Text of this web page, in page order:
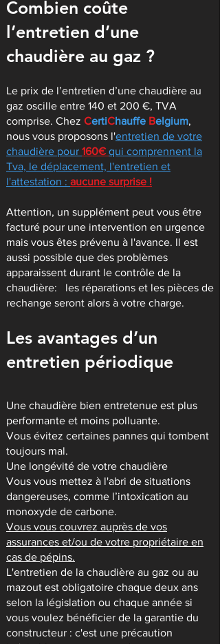
Combien coûte
l’entretien d’une
chaudière au gaz ?
Le prix de l’entretien d’une chaudière au
gaz oscille entre 140 et 200 €, TVA
comprise. Chez CertiChauffe Belgium,
nous vous proposons l'entretien de votre
chaudière pour 160€qui comprennent la
Tva, le déplacement, l'entretien et
l'attestation : aucune surprise !
Attention, un supplément peut vous être
facturé pour une intervention en urgence
mais vous êtes prévenu à l'avance. Il est
aussi possible que des problèmes
apparaissent durant le contrôle de la
chaudière: les réparations et les pièces de
rechange seront alors à votre charge.
Les avantages d’un
entretien périodique
Une chaudière bien entretenue est plus
performante et moins polluante.
Vous évitez certaines pannes qui tombent
toujours mal.
Une longévité de votre chaudière
Vous vous mettez à l'abri de situations
dangereuses, comme l’intoxication au
monoxyde de carbone.
Vous vous couvrez auprès de vos
assurances et/ou de votre propriétaire en
cas de pépins.
L'entretien de la chaudière au gaz ou au
mazout est obligatoire chaque deux ans
selon la législation ou chaque année si
vous voulez bénéficier de la garantie du
constructeur : c'est une précaution